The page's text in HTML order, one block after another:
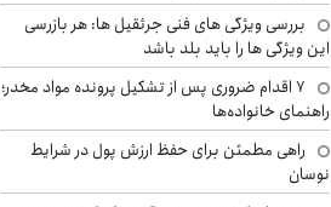
بررسی ویژگی های فنی جرثقیل ها: هر بازرسی
این ویژگی ها را باید بلد باشد
۷ اقدام ضروری پس از تشکیل پرونده مواد مخدر؛
راهنمای خانواده‌ها
راهی مطمئن برای حفظ ارزش پول در شرایط
نوسان